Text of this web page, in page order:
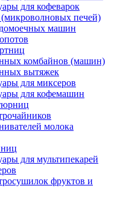
для кофеварок
печей)
машин
комбайнов (машин)
вытяжек
для миксеров
для кофемашин
молока
для мультипекарей
фруктов и